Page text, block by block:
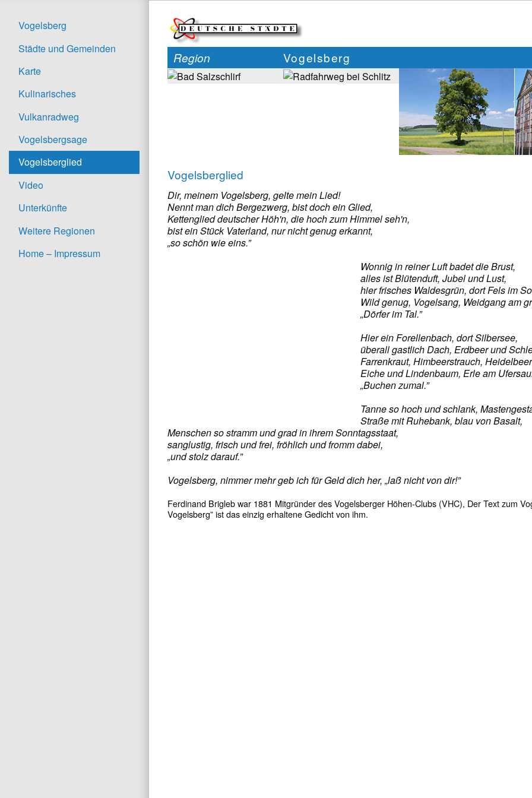
Vogelsberg
Städte und Gemeinden
Karte
Kulinarisches
Vulkanradweg
Vogelsbergsage
Vogelsberglied
Video
Unterkünfte
Weitere Regionen
Home – Impressum
Region Vogelsberg
Vogelsberglied
Dir, meinem Vogelsberg, gelte mein Lied!
Nennt man dich Bergezwerg, bist doch ein Glied,
Kettenglied deutscher Höh'n, die hoch zum Himmel seh'n,
bist ein Stück Vaterland, nur nicht genug erkannt,
„so schön wie eins.”
Wonnig in reiner Luft badet die Brust,
alles ist Blütenduft, Jubel und Lust,
hier frisches Waldesgrün, dort Fels im
Wild genug, Vogelsang, Weidgang am
„Dörfer im Tal.”
Hier ein Forellenbach, dort Silbersee,
überall gastlich Dach, Erdbeer und
Farrenkraut, Himbeerstrauch,
Eiche und Lindenbaum, Erle am
„Buchen zumal.”
Tanne so hoch und schlank,
Straße mit Ruhebank, blau von Basalt,
Menschen so stramm und grad in ihrem Sonntagsstaat,
sanglustig, frisch und frei, fröhlich und fromm dabei,
„und stolz darauf.”
Vogelsberg, nimmer mehr geb ich für Geld dich her, „laß nicht von dir!”
Ferdinand Brigleb war 1881 Mitgründer des Vogelsberger Höhen-Clubs (VHC), Der Text zum
Vogelsberg” ist das einzig erhaltene Gedicht von ihm.